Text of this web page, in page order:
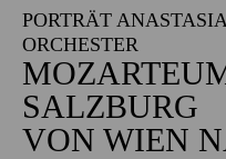
PORTRÄT ANASTASIA
RCHESTER
SALZBURG
VON WIEN